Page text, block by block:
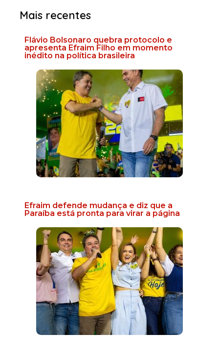
Mais recentes
Flávio Bolsonaro quebra protocolo e
apresenta Efraim Filho em momento
inédito na política brasileira
Efraim defende mudança e diz que a
Paraíba está pronta para virar a página